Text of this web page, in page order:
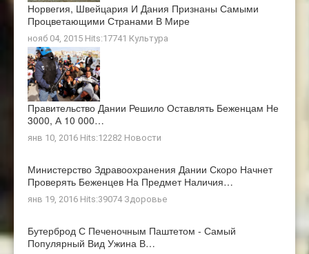
Норвегия, Швейцария И Дания Признаны Самыми
Процветающими Странами В Мире
нояб 04, 2015 Hits:17741 Культура
Правительство Дании Решило Оставлять Беженцам Не
3000, А 10 000…
янв 10, 2016 Hits:12282 Новости
Министерство Здравоохранения Дании Скоро Начнет
Проверять Беженцев На Предмет Наличия…
янв 19, 2016 Hits:39074 Здоровье
Бутерброд С Печеночным Паштетом - Самый
Популярный Вид Ужина В…